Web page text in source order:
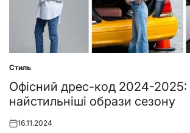
Posted
in
Стиль
Офісний дрес-код 2024-2025:
найстильніші образи сезону
Posted
16.11.2024